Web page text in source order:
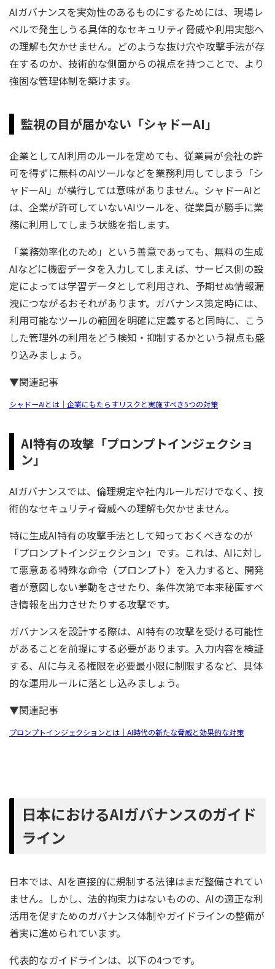
AIガバナンスを実効性のあるものにするためには、現場レ
ベルで発生しうる具体的なセキュリティ脅威や利用実態へ
の理解も欠かせません。どのような抜け穴や攻撃手法が存
在するのか、技術的な側面からの視点を持つことで、より
強固な管理体制を築けます。
監視の目が届かない「シャドーAI」
企業としてAI利用のルールを定めても、従業員が会社の許
可を得ずに無料のAIツールなどを業務利用してしまう「シ
ャドーAI」が横行しては意味がありません。シャドーAIと
は、企業が許可していないAIツールを、従業員が勝手に業
務に利用してしまう状態を指します。
「業務効率化のため」という善意であっても、無料の生成
AIなどに機密データを入力してしまえば、サービス側の設
定によっては学習データとして利用され、予期せぬ情報漏
洩につながるおそれがあります。ガバナンス策定時には、
利用可能なツールの範囲を明確に定義すると同時に、こう
した管理外の利用をどう検知・抑制するかという視点も盛
り込みましょう。
▼関連記事
シャドーAIとは｜企業にもたらすリスクと実施すべき5つの対策
AI特有の攻撃「プロンプトインジェクショ
ン」
AIガバナンスでは、倫理規定や社内ルールだけでなく、技
術的なセキュリティ脅威への理解も欠かせません。
特に生成AI特有の攻撃手法として知っておくべきなのが
「プロンプトインジェクション」です。これは、AIに対し
て悪意ある特殊な命令（プロンプト）を入力すると、開発
者が意図しない挙動をさせたり、条件次第で本来秘匿すべ
き情報を出力させたりする攻撃です。
ガバナンスを設計する際は、AI特有の攻撃を受ける可能性
があることを前提にする必要があります。入力内容を検証
する、AIに与える権限を必要最小限に制限するなど、具体
的な運用ルールに落とし込みましょう。
▼関連記事
プロンプトインジェクションとは｜AI時代の新たな脅威と効果的な対策
日本におけるAIガバナンスのガイド
ライン
日本では、AIを直接的に規制する法律はまだ整備されてい
ません。しかし、法的拘束力はないものの、AIの適正な利
活用を促すためのガバナンス体制やガイドラインの整備が
着実に進められています。
代表的なガイドラインは、以下の4つです。